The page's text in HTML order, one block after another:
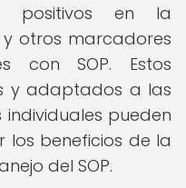
positivos en la
otros marcadores
con SOP. Estos
y adaptados a las
pueden
los beneficios de la
del SOP.